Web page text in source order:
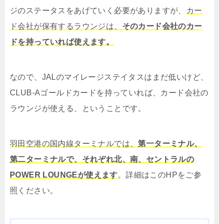
ジのステータスをあげていく必要がありますが、
カー
ド会社が保有するラウンジは、 そのカード会社のカー
ドを持っていれば使えます。
なので、JALのマイレージステイタスはまだ低いけど、
CLUB-Aゴールドカードを持っていれば、カード会社の
ラウンジが使える、ということです。
羽田空港の国内線ターミナルでは、第一ターミナル、
第二ターミナルで、それぞれ北、南、セントラルの
POWER LOUNGEが使えます。詳細はこのHPをご参
照ください。